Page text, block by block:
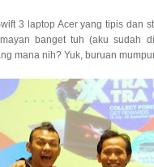
3 laptop Acer yang tipis dan
banget tuh (aku sudah
mana nih? Yuk, buruan